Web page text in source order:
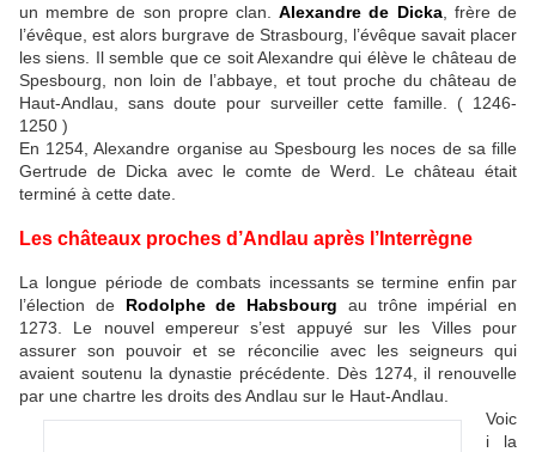
un membre de son propre clan.Alexandre de Dicka, frère de
l’évêque, est alors burgrave de Strasbourg, l’évêque savait placer
les siens. Il semble que ce soit Alexandre qui élève le château de
Spesbourg, non loin de l’abbaye, et tout proche du château de
Haut-Andlau, sans doute pour surveiller cette famille. ( 1246-
1250 )
En 1254, Alexandre organise au Spesbourg les noces de sa fille
Gertrude de Dicka avec le comte de Werd. Le château était
terminé à cette date.
Les châteaux proches d’Andlau après l’Interrègne
La longue période de combats incessants se termine enfin par
l’élection de Rodolphe de Habsbourg au trône impérial en
1273. Le nouvel empereur s’est appuyé sur les Villes pour
assurer son pouvoir et se réconcilie avec les seigneurs qui
avaient soutenu la dynastie précédente. Dès 1274, il renouvelle
par une chartre les droits des Andlau sur le Haut-Andlau.
Voic
i la